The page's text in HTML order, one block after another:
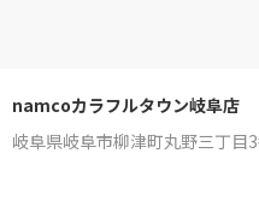
namcoカラフルタウン岐阜店
岐阜県岐阜市柳津町丸野三丁目